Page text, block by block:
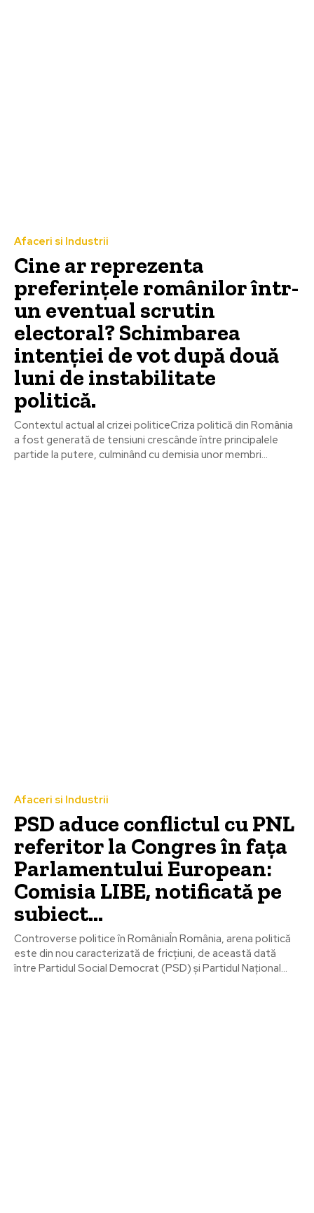
Afaceri si Industrii
Cine ar reprezenta
preferințele românilor într-
un eventual scrutin
electoral? Schimbarea
intenției de vot după două
luni de instabilitate
politică.
Contextul actual al crizei politiceCriza politică din România
a fost generată de tensiuni crescânde între principalele
partide la putere, culminând cu demisia unor membri...
Afaceri si Industrii
PSD aduce conflictul cu PNL
referitor la Congres în fața
Parlamentului European:
Comisia LIBE, notificată pe
subiect…
Controverse politice în RomâniaÎn România, arena politică
este din nou caracterizată de fricțiuni, de această dată
între Partidul Social Democrat (PSD) și Partidul Național...